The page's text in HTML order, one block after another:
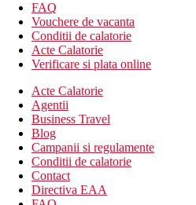
FAQ
Vouchere de vacanta
Conditii de calatorie
Acte Calatorie
Verificare si plata online
Acte Calatorie
Agentii
Business Travel
Blog
Campanii si regulamente
Conditii de calatorie
Contact
Directiva EAA